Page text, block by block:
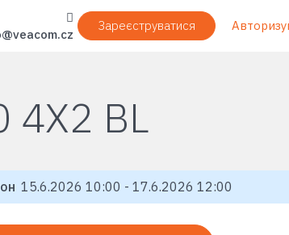
Зареєструватися
4X2 BL
15.6.2026 10:00 - 17.6.2026 12:00